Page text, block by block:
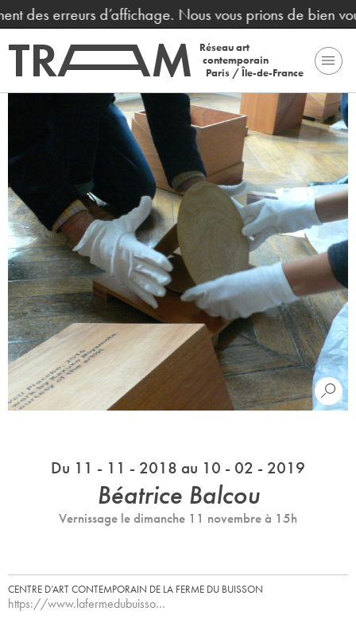
erreurs d’affichage. Nous vous prions de bien
Réseau art
contemporain
Paris / Île-de-France
Du 11 - 11 - 2018 au 10 - 02 - 2019
Béatrice Balcou
Vernissage le dimanche 11 novembre à 15h
CENTRE D’ART CONTEMPORAIN DE LA FERME DU BUISSON
https://www.lafermedubuisso…